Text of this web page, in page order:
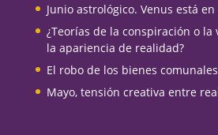
Junio astrológico. Venus está
¿Teorías de la conspiración o
la apariencia de realidad?
El robo de los bienes
Mayo, tensión creativa entre